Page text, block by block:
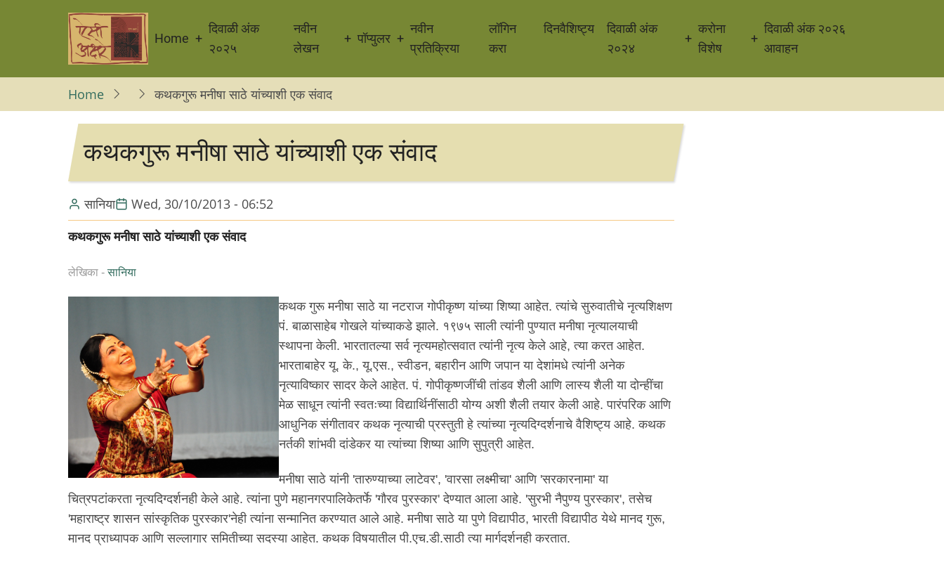
navigation
Home
दिवाळी अंक
२०२५
नवीन
लेखन
पॉप्युलर
नवीन
प्रतिक्रिया
लॉगिन
करा
दिनवैशिष्ट्य
दिवाळी अंक
२०२४
करोना
विशेष
दिवाळी अंक २०२६
आवाहन
Home कथकगुरू मनीषा साठे यांच्याशी एक संवाद
कथकगुरू मनीषा साठे यांच्याशी एक संवाद
सानिया Wed, 30/10/2013 - 06:52
कथकगुरू मनीषा साठे यांच्याशी एक संवाद
लेखिका -सानिया
कथक गुरू मनीषा साठे या नटराज गोपीकृष्ण यांच्या शिष्या आहेत. त्यांचे सुरुवातीचे नृत्यशिक्षण
पं. बाळासाहेब गोखले यांच्याकडे झाले. १९७५ साली त्यांनी पुण्यात मनीषा नृत्यालयाची
स्थापना केली. भारतातल्या सर्व नृत्यमहोत्सवात त्यांनी नृत्य केले आहे, त्या करत आहेत.
भारताबाहेर यू. के., यू.एस., स्वीडन, बहारीन आणि जपान या देशांमधे त्यांनी अनेक
नृत्याविष्कार सादर केले आहेत. पं. गोपीकृष्णजींची तांडव शैली आणि लास्य शैली या दोन्हींचा
मेळ साधून त्यांनी स्वतःच्या विद्यार्थिनींसाठी योग्य अशी शैली तयार केली आहे. पारंपरिक आणि
आधुनिक संगीतावर कथक नृत्याची प्रस्तुती हे त्यांच्या नृत्यदिग्दर्शनाचे वैशिष्ट्य आहे. कथक
नर्तकी शांभवी दांडेकर या त्यांच्या शिष्या आणि सुपुत्री आहेत.
मनीषा साठे यांनी 'तारुण्याच्या लाटेवर', 'वारसा लक्ष्मीचा' आणि 'सरकारनामा' या
चित्रपटांकरता नृत्यदिग्दर्शनही केले आहे. त्यांना पुणे महानगरपालिकेतर्फे 'गौरव पुरस्कार' देण्यात आला आहे. 'सुरभी नैपुण्य पुरस्कार', तसेच
'महाराष्ट्र शासन सांस्कृतिक पुरस्कार'नेही त्यांना सन्मानित करण्यात आले आहे. मनीषा साठे या पुणे विद्यापीठ, भारती विद्यापीठ येथे मानद गुरू,
मानद प्राध्यापक आणि सल्लागार समितीच्या सदस्या आहेत. कथक विषयातील पी.एच.डी.साठी त्या मार्गदर्शनही करतात.